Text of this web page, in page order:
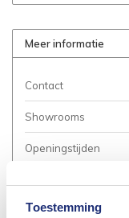
Toestemming
Meer informatie
Contact
Showrooms
Openingstijden
Betalen